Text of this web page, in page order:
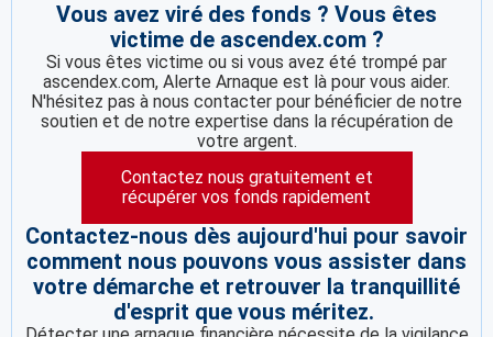
Vous avez viré des fonds ? Vous êtes
victime de ascendex.com ?
Si vous êtes victime ou si vous avez été trompé par
ascendex.com, Alerte Arnaque est là pour vous aider.
N'hésitez pas à nous contacter pour bénéficier de notre
soutien et de notre expertise dans la récupération de
votre argent.
Contactez nous gratuitement et
récupérer vos fonds rapidement
Contactez-nous dès aujourd'hui pour savoir
comment nous pouvons vous assister dans
votre démarche et retrouver la tranquillité
d'esprit que vous méritez.